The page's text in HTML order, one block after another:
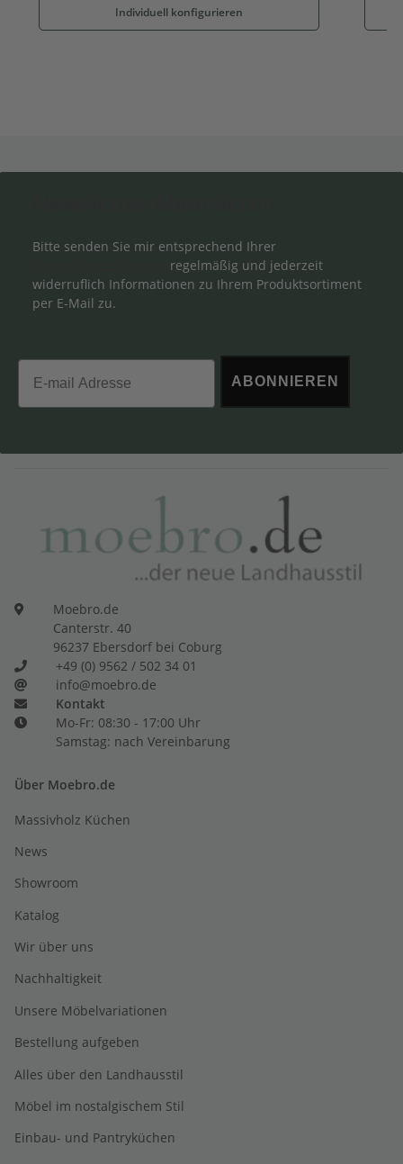
Individuell konfigurieren
Bitte senden Sie mir entsprechend Ihrer
regelmäßig und jederzeit
widerruflich Informationen zu Ihrem Produktsortiment
per E-Mail zu.
Email
ABONNIEREN
Moebro.de
Canterstr. 40
96237 Ebersdorf bei Coburg
+49 (0) 9562 / 502 34 01
info@moebro.de
Kontakt
Mo-Fr: 08:30 - 17:00 Uhr
Samstag: nach Vereinbarung
Über Moebro.de
Massivholz Küchen
News
Showroom
Katalog
Wir über uns
Nachhaltigkeit
Unsere Möbelvariationen
Bestellung aufgeben
Alles über den Landhausstil
Möbel im nostalgischem Stil
Einbau- und Pantryküchen